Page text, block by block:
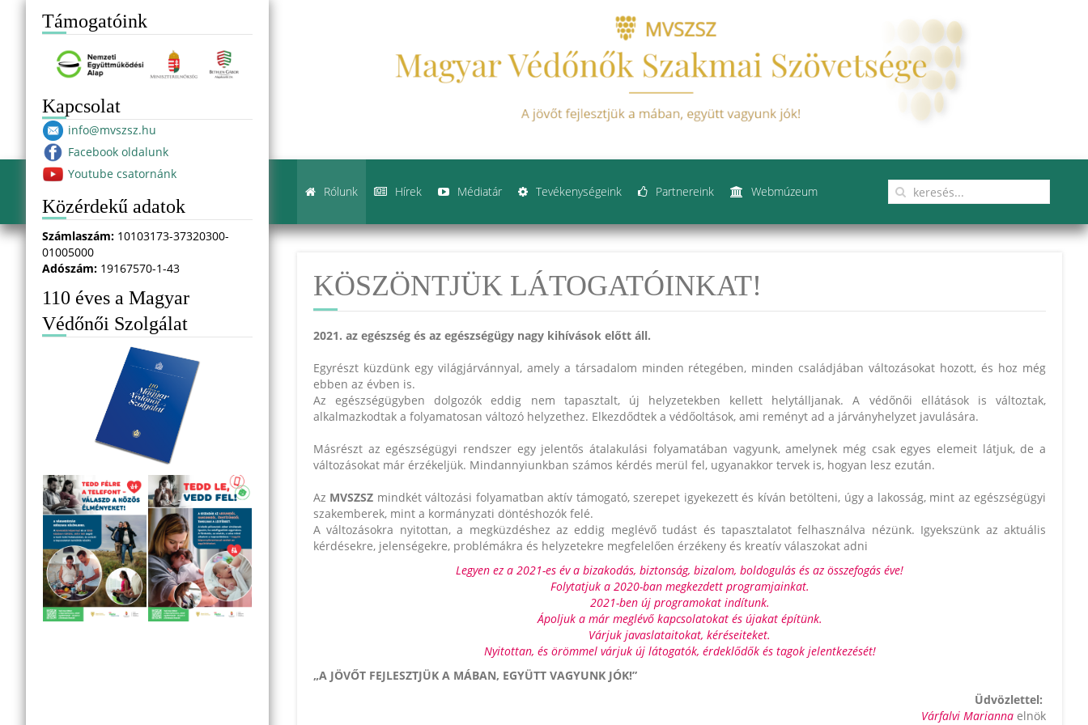
Támogatóink
Kapcsolat
info@mvszsz.hu
Facebook oldalunk
Youtube csatornánk
Közérdekű adatok
Számlaszám: 10103173-37320300-
01005000
Adószám: 19167570-1-43
110 éves a Magyar
Védőnői Szolgálat
Rólunk Hírek Médiatár Tevékenységeink Partnereink Webmúzeum
KÖSZÖNTJÜK LÁTOGATÓINKAT!
2021. az egészség és az egészségügy nagy kihívások előtt áll.
Egyrészt küzdünk egy világjárvánnyal, amely a társadalom minden rétegében, minden családjában változásokat hozott, és hoz még
ebben az évben is.
Az egészségügyben dolgozók eddig nem tapasztalt, új helyzetekben kellett helytálljanak. A védőnői ellátások is változtak,
alkalmazkodtak a folyamatosan változó helyzethez. Elkezdődtek a védőoltások, ami reményt ad a járványhelyzet javulására.
Másrészt az egészségügyi rendszer egy jelentős átalakulási folyamatában vagyunk, amelynek még csak egyes elemeit látjuk, de a
változásokat már érzékeljük. Mindannyiunkban számos kérdés merül fel, ugyanakkor tervek is, hogyan lesz ezután.
Az MVSZSZ mindkét változási folyamatban aktív támogató, szerepet igyekezett és kíván betölteni, úgy a lakosság, mint az egészségügyi
szakemberek, mint a kormányzati döntéshozók felé.
A változásokra nyitottan, a megküzdéshez az eddig meglévő tudást és tapasztalatot felhasználva nézünk. Igyekszünk az aktuális
kérdésekre, jelenségekre, problémákra és helyzetekre megfelelően érzékeny és kreatív válaszokat adni
Legyen ez a 2021-es év a bizakodás, biztonság, bizalom, boldogulás és az összefogás éve!
Folytatjuk a 2020-ban megkezdett programjainkat.
2021-ben új programokat indítunk.
Ápoljuk a már meglévő kapcsolatokat és újakat építünk.
Várjuk javaslataitokat, kéréseiteket.
Nyitottan, és örömmel várjuk új látogatók, érdeklődők és tagok jelentkezését!
„A JÖVŐT FEJLESZTJÜK A MÁBAN, EGYÜTT VAGYUNK JÓK!”
Üdvözlettel:
Várfalvi Marianna elnök